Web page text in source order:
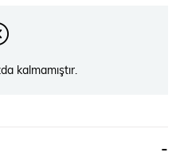
kalmamıştır.